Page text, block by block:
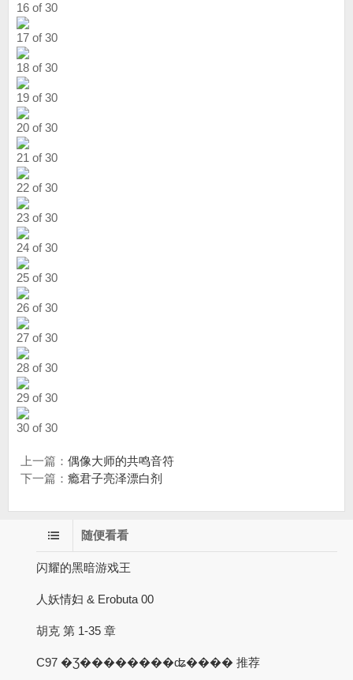
16 of 30
17 of 30
18 of 30
19 of 30
20 of 30
21 of 30
22 of 30
23 of 30
24 of 30
25 of 30
26 of 30
27 of 30
28 of 30
29 of 30
30 of 30
上一篇： 偶像大师的共鸣音符
下一篇： 瘾君子亮泽漂白剂
随便看看
闪耀的黑暗游戏王
人妖情妇 & Erobuta 00
胡克 第 1-35 章
C97 �Ʒ��������ʥ���� 推荐